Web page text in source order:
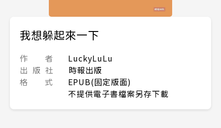
我想躲起來一下
作 者
LuckyLuLu
出 版 社
時報出版
格 式
EPUB(固定版面)
不提供電子書檔案另存下載